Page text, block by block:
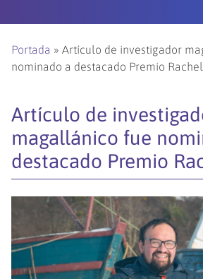
Portada » Artículo de investigador
nominado a destacado Premio
Artículo de
magallánico fue
destacado Premio